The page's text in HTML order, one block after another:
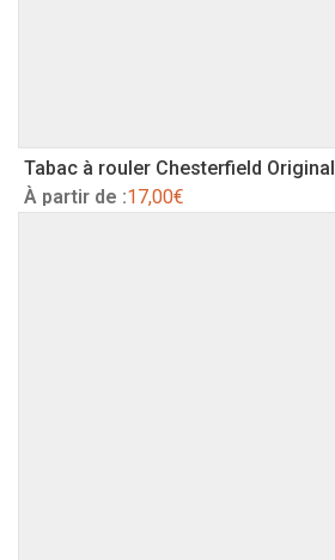
Tabac à rouler Chesterfield Original
À partir de :17,00€